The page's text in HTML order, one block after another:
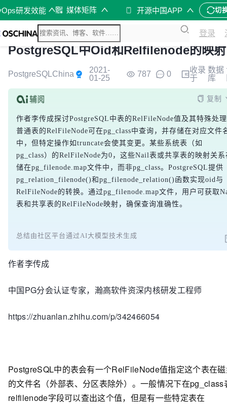
研发效能 媒体矩阵 开源中国APP 切
登录
PostgreSQL中Oid和Relfilenode的映射
PostgreSQLChina
2021-
01-25
787 0
收录
于
数据
库
复制
作者李传成探讨PostgreSQL中表的RelFileNode值及其特殊处
普通表的RelFileNode可在pg_class中查询，并存储在对应文件
中，但特定操作如truncate会使其变更。某些系统表（如
pg_class）的RelFileNode为0，这些Nail表或共享表的映射关系
储在pg_filenode.map文件中，而非pg_class。PostgreSQL提供
pg_relation_filenode()和pg_filenode_relation()函数实现oid与
RelFileNode的转换。通过pg_filenode.map文件，用户可获取
表和共享表的RelFileNode映射，确保查询准确性。
总结由社区平台通过AI大模型技术生成
作者李传成
中国PG分会认证专家，瀚高软件资深内核研发工程师
https://zhuanlan.zhihu.com/p/342466054
PostgreSQL中的表会有一个RelFileNode值指定这个表在
的文件名（外部表、分区表除外）。一般情况下在pg_class
relfilenode字段可以查出这个值，但是有一些特定表在